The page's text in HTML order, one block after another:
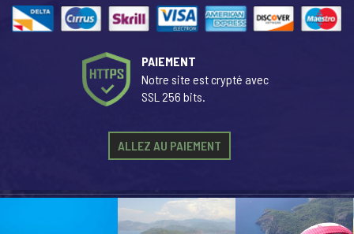
PAIEMENT
Notre site est crypté avec
SSL 256 bits.
ALLEZ AU PAIEMENT